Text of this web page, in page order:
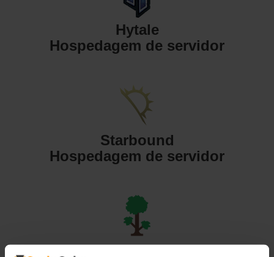
Hytale
Hospedagem de servidor
Starbound
Hospedagem de servidor